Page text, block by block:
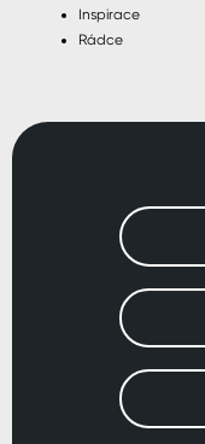
Inspirace
Rádce